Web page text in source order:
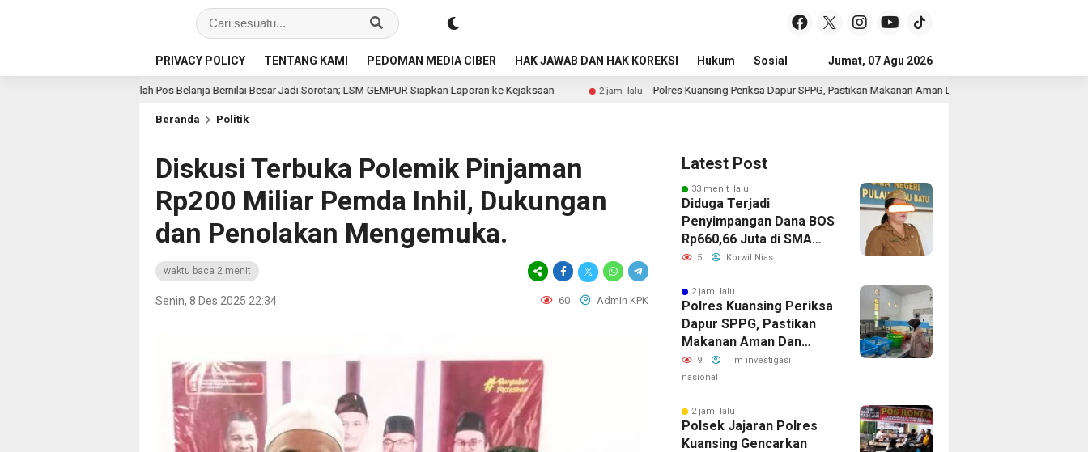
PRIVACY POLICY TENTANG KAMI PEDOMAN MEDIA CIBER HAK JAWAB DAN HAK KOREKSI Hukum Sosial Pendidikan Politik
Jumat, 07 Agu 2026
Pos Belanja Bernilai Besar Jadi Sorotan; LSM GEMPUR Siapkan Laporan ke Kejaksaan 2 jam lalu Polres Kuansing Periksa Dapur SPPG, Pastikan Makanan Aman Dan Layak Dikonsumsi
Beranda Politik
Diskusi Terbuka Polemik Pinjaman
Rp200 Miliar Pemda Inhil, Dukungan
dan Penolakan Mengemuka.
waktu baca 2 menit
Senin, 8 Des 2025 22:34 60 Admin KPK
Latest Post
33 menit lalu
Diduga Terjadi
Penyimpangan Dana BOS
Rp660,66 Juta di SMA
Negeri 1 Pulau-Pulau
Belanja Bernilai Besar
Jadi Sorotan; LSM
GEMPUR Siapkan
Laporan ke Kejaksaan
5 Korwil Nias
2 jam lalu
Polres Kuansing Periksa
Dapur SPPG, Pastikan
Makanan Aman Dan
Layak Dikonsumsi
9
Tim investigasi
nasional
2 jam lalu
Polsek Jajaran Polres
Kuansing Gencarkan